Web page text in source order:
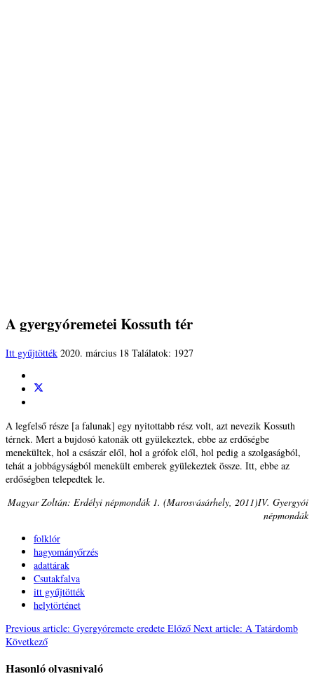
A gyergyóremetei Kossuth tér
Itt gyűjtötték 2020. március 18 Találatok: 1927
A legfelső része [a falunak] egy nyitottabb rész volt, azt nevezik Kossuth
térnek. Mert a bujdosó katonák ott gyülekeztek, ebbe az erdőségbe
menekültek, hol a császár elől, hol a grófok elől, hol pedig a szolgaságból,
tehát a jobbágyságból menekült emberek gyülekeztek össze. Itt, ebbe az
erdőségben telepedtek le.
Magyar Zoltán: Erdélyi népmondák 1. (Marosvásárhely, 2011)IV. Gyergyói
népmondák
folklór
hagyományőrzés
adattárak
Csutakfalva
itt gyűjtötték
helytörténet
Previous article: Gyergyóremete eredete Előző Next article: A Tatárdomb
Következő
Hasonló olvasnivaló